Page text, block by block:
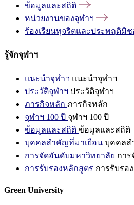
ข้อมูลและสถิติ
หน่วยงานของจุฬาฯ
ร้องเรียนทุจริตและประพฤติมิช
รู้จักจุฬาฯ
แนะนำจุฬาฯ แนะนำจุฬาฯ
ประวัติจุฬาฯ ประวัติจุฬาฯ
ภารกิจหลัก ภารกิจหลัก
จุฬาฯ 100 ปี จุฬาฯ 100 ปี
ข้อมูลและสถิติ ข้อมูลและสถิติ
บุคคลสำคัญที่มาเยือน บุคคลส
การจัดอันดับมหาวิทยาลัย กา
การรับรองหลักสูตร การรับรอ
Green University